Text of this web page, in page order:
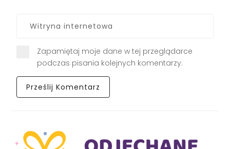
Zapamiętaj moje dane w tej przeglądarce
podczas pisania kolejnych komentarzy.